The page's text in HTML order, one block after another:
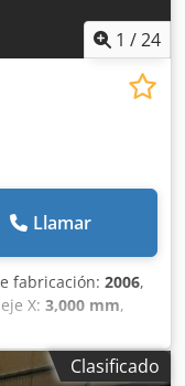
1 /24
Llamar
fabricación: 2006,
X: 3,000 mm,
de ejes:
ejes se fabricó en
de CO₂ de 4,4 kW y
Clasificado